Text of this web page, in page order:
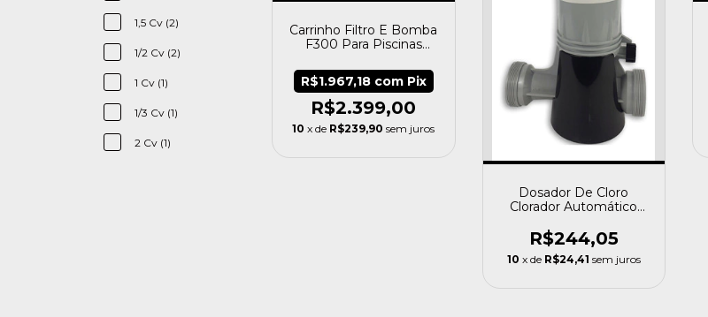
1,5 Cv (2)
1/2 Cv (2)
1 Cv (1)
1/3 Cv (1)
2 Cv (1)
Carrinho Filtro E Bomba
F300 Para Piscinas
R$2.399,00
R$1.967,18 com Pix
10 x de R$239,90 sem juros
Dosador De Cloro
Clorador Automático
R$244,05
10 x de R$24,41 sem juros